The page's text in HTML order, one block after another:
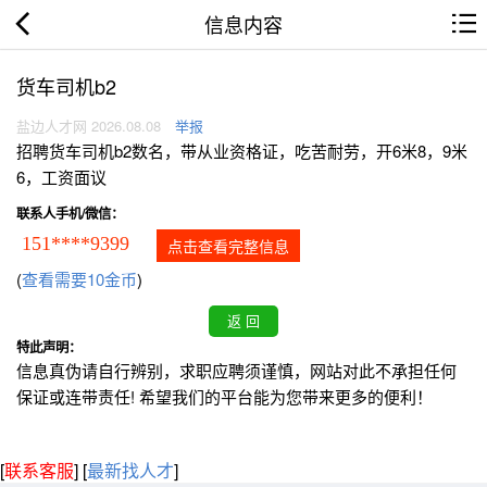
信息内容
货车司机b2
盐边人才网 2026.08.08 举报
招聘货车司机b2数名，带从业资格证，吃苦耐劳，开6米8，9米
6，工资面议
联系人手机/微信：
151****9399 点击查看完整信息
(查看需要10金币)
特此声明：
信息真伪请自行辨别，求职应聘须谨慎，网站对此不承担任何
保证或连带责任! 希望我们的平台能为您带来更多的便利！
[联系客服] [最新找人才]